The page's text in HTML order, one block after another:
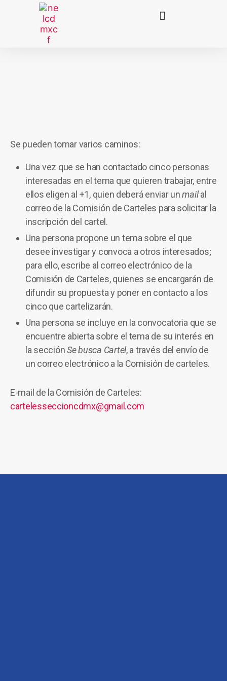
Se pueden tomar varios caminos:
Una vez que se han contactado cinco personas
interesadas en el tema que quieren trabajar, entre
ellos eligen al +1, quien deberá enviar unmailal
correo de la Comisión de Carteles para solicitar la
inscripción del cartel.
Una persona propone un tema sobre el que
desee investigar y convoca a otros interesados;
para ello, escribe al correo electrónico de la
Comisión de Carteles, quienes se encargarán de
difundir su propuesta y poner en contacto a los
cinco que cartelizarán.
Una persona se incluye en la convocatoria que se
encuentre abierta sobre el tema de su interés en
la secciónSe busca Cartel, a través del envío de
un correo electrónico a la Comisión de carteles.
E-mail de la Comisión de Carteles:
cartelesseccioncdmx@gmail.com